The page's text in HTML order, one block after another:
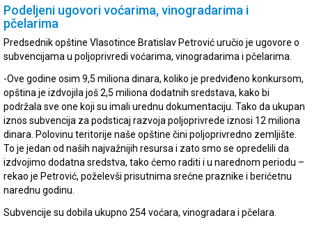
Podeljeni ugovori voćarima, vinogradarima i
pčelarima
Predsednik opštine Vlasotince Bratislav Petrović uručio je ugovore o
subvencijama u poljoprivredi voćarima, vinogradarima i pčelarima.
-Ove godine osim 9,5 miliona dinara, koliko je predviđeno konkursom,
opština je izdvojila još 2,5 miliona dodatnih sredstava, kako bi
podržala sve one koji su imali urednu dokumentaciju. Tako da ukupan
iznos subvencija za podsticaj razvoja poljoprivrede iznosi 12 miliona
dinara. Polovinu teritorije naše opštine čini poljoprivredno zemljište.
To je jedan od naših najvažnijih resursa i zato smo se opredelili da
izdvojimo dodatna sredstva, tako ćemo raditi i u narednom periodu –
rekao je Petrović, poželevši prisutnima srećne praznike i berićetnu
narednu godinu.
Subvencije su dobila ukupno 254 voćara, vinogradara i pčelara.